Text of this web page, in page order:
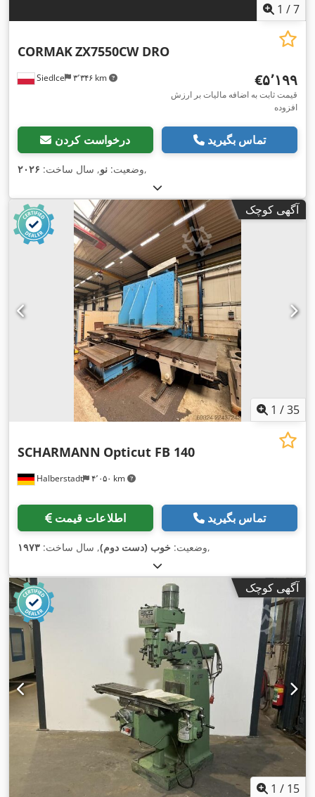
1 /7
Siedlce ۳٬۳۴۶ km
CORMAKZX7550CW DRO
‎€۵٬۱۹۹
قیمت ثابت به اضافه مالیات بر ارزش
افزوده
درخواست کردن تماس بگیرید
وضعیت: نو, سال ساخت: ۲۰۲۶ ,
آگهی کوچک
1 /35
Halberstadt ۴٬۰۵۰ km
SCHARMANN Opticut FB 140
اطلاعات قیمت تماس بگیرید
وضعیت: خوب (دست دوم), سال ساخت: ۱۹۷۳ ,
آگهی کوچک
1 / 15